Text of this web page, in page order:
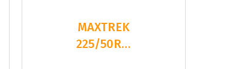
MAXTREK
225/50R17